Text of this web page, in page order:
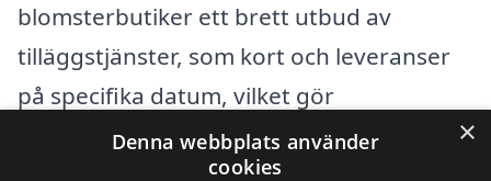
blomsterbutiker ett brett utbud av
tilläggstjänster, som kort och leveranser
på specifika datum, vilket gör
blomleveransen än mer personlig.
×
Denna webbplats använder
cookies